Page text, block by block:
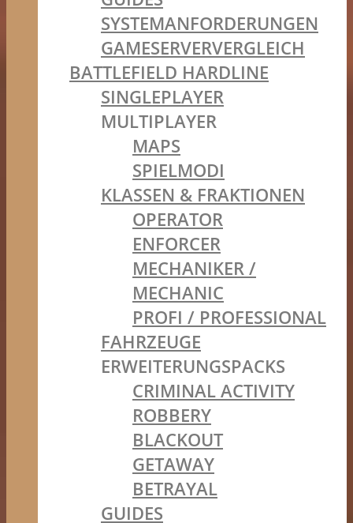
SYSTEMANFORDERUNGEN
GAMESERVERVERGLEICH
BATTLEFIELD HARDLINE
SINGLEPLAYER
MULTIPLAYER
MAPS
SPIELMODI
KLASSEN & FRAKTIONEN
OPERATOR
ENFORCER
MECHANIKER /
MECHANIC
PROFI / PROFESSIONAL
FAHRZEUGE
ERWEITERUNGSPACKS
CRIMINAL ACTIVITY
ROBBERY
BLACKOUT
GETAWAY
BETRAYAL
GUIDES